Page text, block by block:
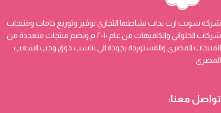
شركة سويت ارت بدات نشاطها التجاري توفير وتوزيع خامات ومنتجات
شركات الحلواني والكافيهات من عام ٢٠١٠ م وتضم منتجات متعددة من
المنتجات المصرى والمستوردة بجودة الي تناسب ذوق وحب الشعب
المصرى
تواصل معنا: